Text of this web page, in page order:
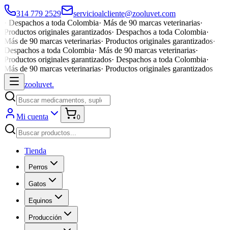
314 779 2529
servicioalcliente@zooluvet.com
Despachos a toda Colombia· Más de 90 marcas veterinarias·
Productos originales garantizados· Despachos a toda Colombia·
Más de 90 marcas veterinarias· Productos originales garantizados·
Despachos a toda Colombia· Más de 90 marcas veterinarias·
Productos originales garantizados· Despachos a toda Colombia·
Más de 90 marcas veterinarias· Productos originales garantizados
zooluvet.
Mi cuenta 0
Tienda
Perros
Gatos
Equinos
Producción